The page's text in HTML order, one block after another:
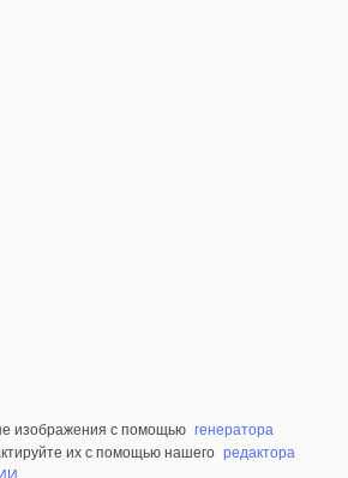
изображения с помощью генератора
их с помощью нашего редактора
.